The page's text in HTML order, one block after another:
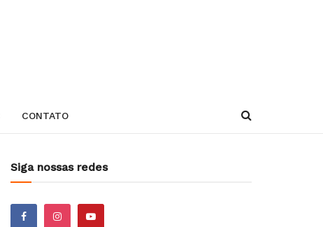
CONTATO
Siga nossas redes